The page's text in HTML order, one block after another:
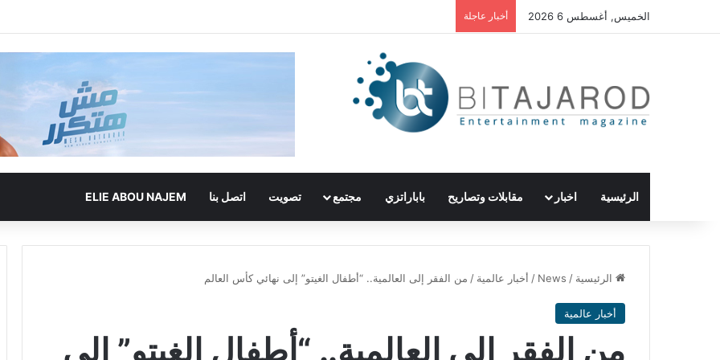
الخميس, أغسطس 6 2026 أخبار عاجلة
الرئيسية اخبار مقابلات وتصاريح باباراتزي مجتمع تصويت اتصل بنا ELIE ABOU NAJEM
الرئيسية /
News
/ أخبار عالمية / من الفقر إلى العالمية.. “أطفال الغيتو” إلى نهائي كأس العالم
أخبار عالمية
من الفقر إلى العالمية.. “أطفال الغيتو” إلى